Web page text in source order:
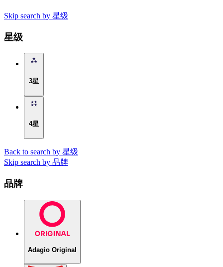
Skip search by 星级
星级
3星
4星
Back to search by 星级
Skip search by 品牌
品牌
Adagio Original